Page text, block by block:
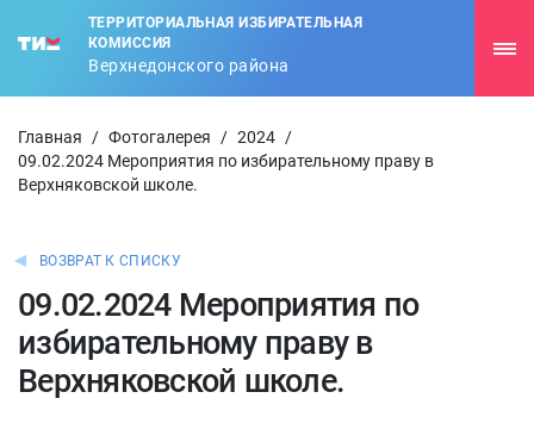
ТЕРРИТОРИАЛЬНАЯ ИЗБИРАТЕЛЬНАЯ
КОМИССИЯ
Верхнедонского района
Главная / Фотогалерея / 2024 /
09.02.2024 Мероприятия по избирательному праву в
Верхняковской школе.
ВОЗВРАТ К СПИСКУ
09.02.2024 Мероприятия по
избирательному праву в
Верхняковской школе.